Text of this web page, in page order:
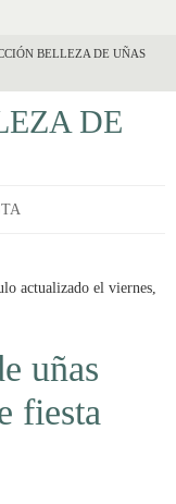
BELLEZA DE UÑAS
DE
actualizado el viernes,
uñas
fiesta